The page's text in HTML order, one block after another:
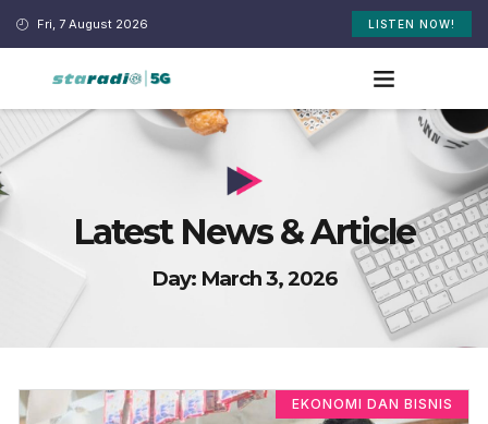
Fri, 7 August 2026 LISTEN NOW!
Latest News & Article
Day: March 3, 2026
EKONOMI DAN BISNIS